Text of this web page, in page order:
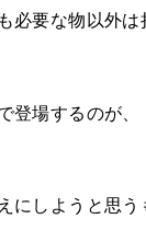
必要な物以外
登場するのが、
にしようと思